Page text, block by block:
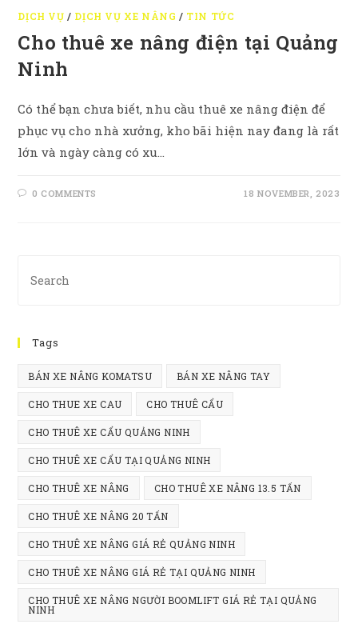
DỊCH VỤ / DỊCH VỤ XE NÂNG / TIN TỨC
Cho thuê xe nâng điện tại Quảng
Ninh
Có thể bạn chưa biết, nhu cầu thuê xe nâng điện để
phục vụ cho nhà xưởng, kho bãi hiện nay đang là rất
lớn và ngày càng có xu…
0 COMMENTS 18 NOVEMBER, 2023
Tags
BÁN XE NÂNG KOMATSU BÁN XE NÂNG TAY
CHO THUE XE CAU CHO THUÊ CẨU
CHO THUÊ XE CẨU QUẢNG NINH
CHO THUÊ XE CẨU TẠI QUẢNG NINH
CHO THUÊ XE NÂNG CHO THUÊ XE NÂNG 13.5 TẤN
CHO THUÊ XE NÂNG 20 TẤN
CHO THUÊ XE NÂNG GIÁ RẺ QUẢNG NINH
CHO THUÊ XE NÂNG GIÁ RẺ TẠI QUẢNG NINH
CHO THUÊ XE NÂNG NGƯỜI BOOMLIFT GIÁ RẺ TẠI QUẢNG
NINH